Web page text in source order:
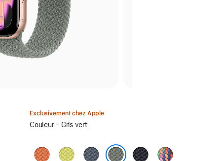
Exclusivement chez Apple
Sélectionnez
Couleur - Gris vert
CurcumaJaune
Bleu
Minuit
Pride